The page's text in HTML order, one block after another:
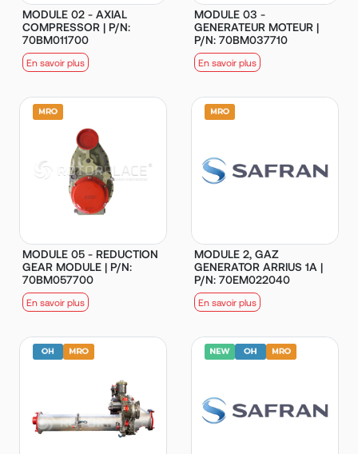
MODULE 02 - AXIAL
COMPRESSOR | P/N:
70BM011700
En savoir plus
MODULE 03 -
GENERATEUR MOTEUR |
P/N: 70BM037710
En savoir plus
MODULE 05 - REDUCTION
GEAR MODULE | P/N:
70BM057700
En savoir plus
MODULE 2, GAZ
GENERATOR ARRIUS 1A |
P/N: 70EM022040
En savoir plus